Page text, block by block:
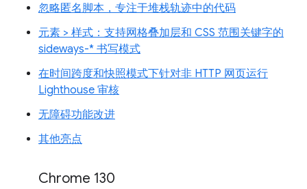
忽略匿名脚本，专注于堆栈轨迹中的代码
元素 > 样式：支持网格叠加层和 CSS 范围关键字的
sideways-* 书写模式
在时间跨度和快照模式下针对非 HTTP 网页运行
Lighthouse 审核
无障碍功能改进
其他亮点
Chrome 130